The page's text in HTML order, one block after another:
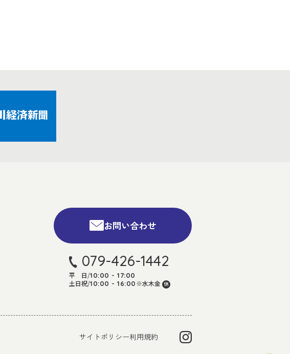
お問い合わせ
079-426-1442
平 日/10:00 - 17:00
土日祝/10:00 - 16:00※水木金 休
サイトポリシー利用規約